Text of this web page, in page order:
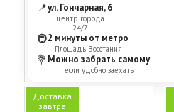
📍ул. Гончарная, 6
центр города
24/7
🚇2 минуты от метро
Площадь Восстания
💐 Можно забрать самому
если удобно заехать
Доставка
завтра